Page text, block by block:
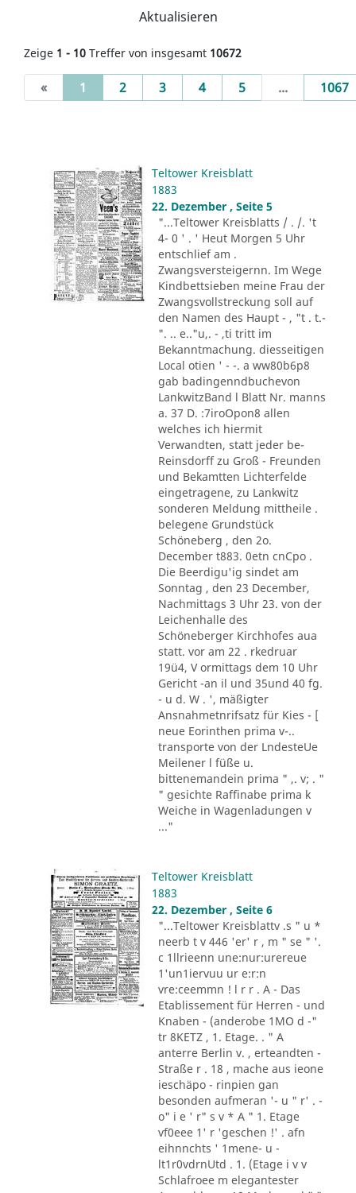
Aktualisieren
Zeige 1 - 10 Treffer von insgesamt 10672
« 1 (current)
2 3 4 5 ... 1067
Teltower Kreisblatt
1883
22. Dezember , Seite 5
"...Teltower Kreisblatts / . /. 't
4- 0 ' . ' Heut Morgen 5 Uhr
entschlief am .
Zwangsversteigernn. Im Wege
Kindbettsieben meine Frau der
Zwangsvollstreckung soll auf
den Namen des Haupt - , "t . t.-
". .. e.."u,. - ,ti tritt im
Bekanntmachung. diesseitigen
Local otien ' - -. a ww80b6p8
gab badingenndbuchevon
LankwitzBand l Blatt Nr. manns
a. 37 D. :7iroOpon8 allen
welches ich hiermit
Verwandten, statt jeder be-
Reinsdorff zu Groß - Freunden
und Bekamtten Lichterfelde
eingetragene, zu Lankwitz
sonderen Meldung mittheile .
belegene Grundstück
Schöneberg , den 2o.
December t883. 0etn cnCpo .
Die Beerdigu'ig sindet am
Sonntag , den 23 December,
Nachmittags 3 Uhr 23. von der
Leichenhalle des
Schöneberger Kirchhofes aua
statt. vor am 22 . rkedruar
19ü4, V ormittags dem 10 Uhr
Gericht -an il und 35und 40 fg.
- u d. W . ', mäßigter
Ansnahmetnrifsatz für Kies - [
neue Eorinthen prima v-..
transporte von der LndesteUe
Meilener l füße u.
bittenemandein prima " ,. v; . "
" gesichte Raffinabe prima k
Weiche in Wagenladungen v
..."
Teltower Kreisblatt
1883
22. Dezember , Seite 6
"...Teltower Kreisblattv .s " u *
neerb t v 446 'er' r , m " se " '.
c 1llrieenn une:nur:urereue
1'un1iervuu ur e:r:n
vre:ceemmn ! l r r . A - Das
Etablissement für Herren - und
Knaben - (anderobe 1MO d -"
tr 8KETZ , 1. Etage. . " A
anterre Berlin v. , erteandten -
Straße r . 18 , mache aus ieone
ieschäpo - rinpien gan
besonden aufmeran '- u " r' . -
o" i e ' r" s v * A " 1. Etage
vf0eee 1' r 'geschen !' . afn
eihnnchts ' 1mene- u -
lt1r0vdrnUtd . 1. (Etage i v v
Schlafroee m elegantester